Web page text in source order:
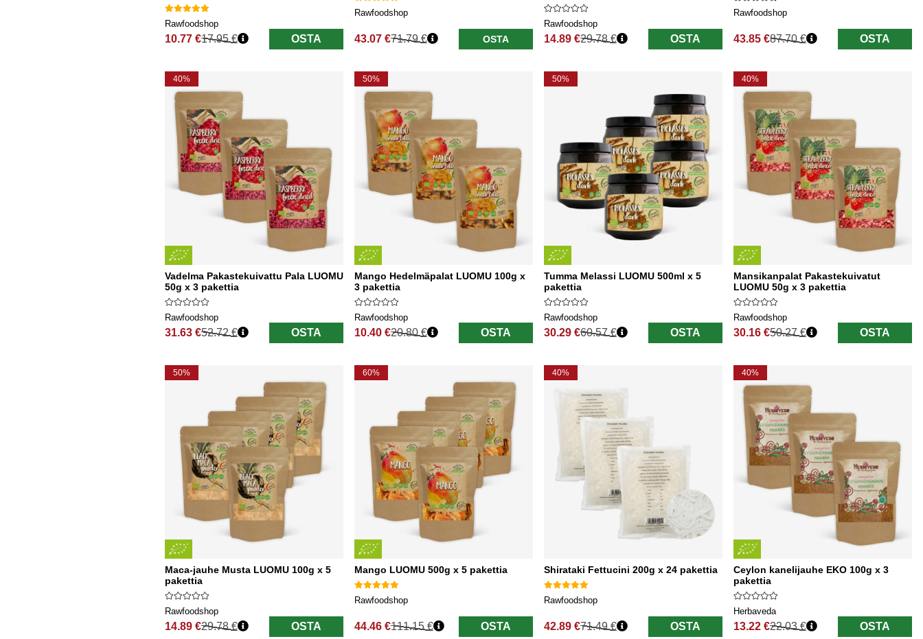
Rawfoodshop
10.77 €
Normaali hinta
17.95 € OSTA
Rawfoodshop
43.07 €
Normaali hinta
71.79 € OSTA
Rawfoodshop
14.89 €
Normaali hinta
29.78 € OSTA
Rawfoodshop
43.85 €
Normaali hinta
87.70 € OSTA
40%
Vadelma Pakastekuivattu Pala LUOMU
50g x 3 pakettia
Rawfoodshop
31.63 €
Normaali hinta
52.72 € OSTA
50%
Mango Hedelmäpalat LUOMU 100g x
3 pakettia
Rawfoodshop
10.40 €
Normaali hinta
20.80 € OSTA
50%
Tumma Melassi LUOMU 500ml x 5
pakettia
Rawfoodshop
30.29 €
Normaali hinta
60.57 € OSTA
40%
Mansikanpalat Pakastekuivatut
LUOMU 50g x 3 pakettia
Rawfoodshop
30.16 €
Normaali hinta
50.27 € OSTA
50%
Maca-jauhe Musta LUOMU 100g x 5
pakettia
Rawfoodshop
14.89 €
Normaali hinta
29.78 € OSTA
60%
Mango LUOMU 500g x 5 pakettia
Rawfoodshop
44.46 €
Normaali hinta
111.15 € OSTA
40%
Shirataki Fettucini 200g x 24 pakettia
Rawfoodshop
42.89 €
Normaali hinta
71.49 € OSTA
40%
Ceylon kanelijauhe EKO 100g x 3
pakettia
Herbaveda
13.22 €
Normaali hinta
22.03 € OSTA